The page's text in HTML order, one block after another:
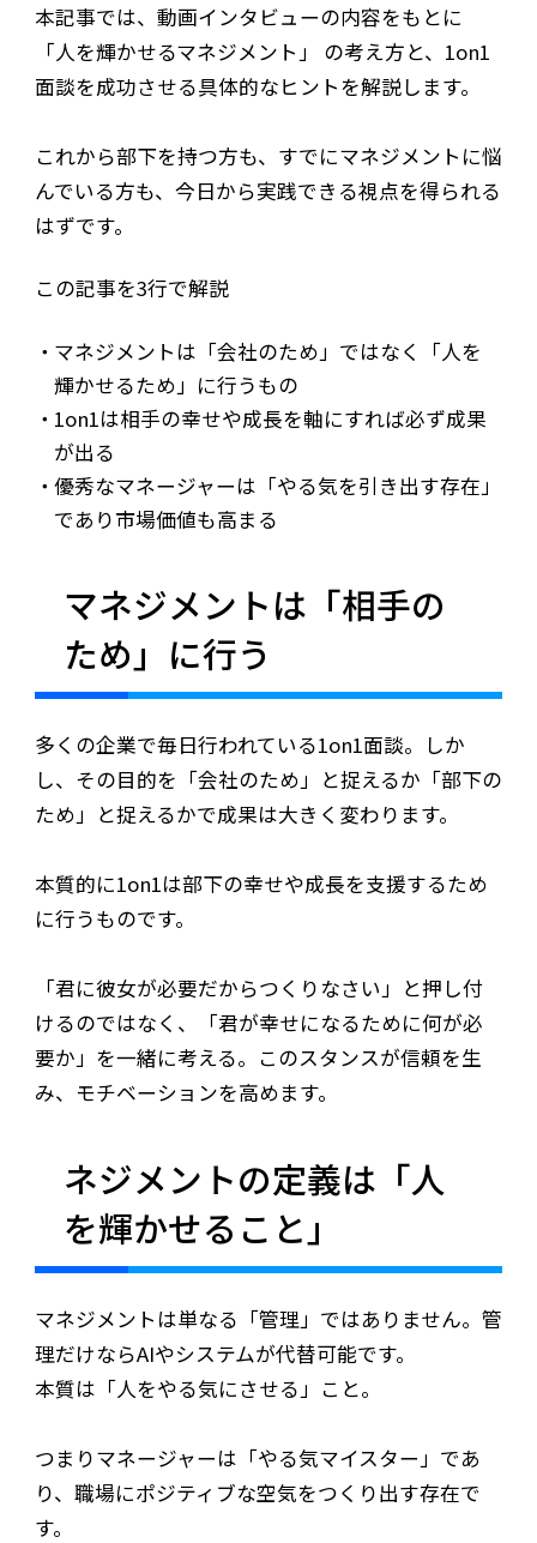
本記事では、動画インタビューの内容をもとに
「人を輝かせるマネジメント」 の考え方と、1on1
面談を成功させる具体的なヒントを解説します。
これから部下を持つ方も、すでにマネジメントに悩
んでいる方も、今日から実践できる視点を得られる
はずです。
この記事を3行で解説
マネジメントは「会社のため」ではなく「人を
輝かせるため」に行うもの
1on1は相手の幸せや成長を軸にすれば必ず成果
が出る
優秀なマネージャーは「やる気を引き出す存在」
であり市場価値も高まる
マネジメントは「相手の
ため」に行う
多くの企業で毎日行われている1on1面談。しか
し、その目的を「会社のため」と捉えるか「部下の
ため」と捉えるかで成果は大きく変わります。
本質的に1on1は部下の幸せや成長を支援するため
に行うものです。
「君に彼女が必要だからつくりなさい」と押し付
けるのではなく、「君が幸せになるために何が必
要か」を一緒に考える。このスタンスが信頼を生
み、モチベーションを高めます。
ネジメントの定義は「人
を輝かせること」
マネジメントは単なる「管理」ではありません。管
理だけならAIやシステムが代替可能です。
本質は「人をやる気にさせる」こと。
つまりマネージャーは「やる気マイスター」であ
り、職場にポジティブな空気をつくり出す存在で
す。